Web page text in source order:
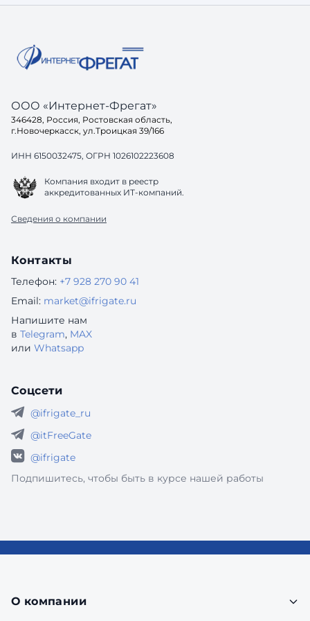
вопрос: а готов ли ваш са
до
ООО «Интернет-Фрегат»
346428, Россия, Ростовская область,
г.Новочеркасск, ул.Троицкая 39/166
ИНН 6150032475, ОГРН 1026102223608
Компания входит в реестр
аккредитованных ИТ-компаний.
Сведения о компании
Контакты
Телефон: +7 928 270 90 41
Email: market@ifrigate.ru
Напишите нам
в Telegram, MAX
или Whatsapp
Соцсети
@ifrigate_ru
@itFreeGate
@ifrigate
Подпишитесь, чтобы быть в курсе нашей работы
О компании